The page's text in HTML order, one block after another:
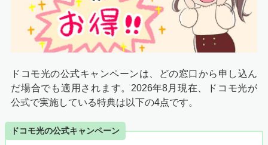
ドコモ光の公式キャンペーンは、どの窓口から申し込ん
だ場合でも適用されます。 2026年8月 現在、ドコモ光が
公式で実施している特典は以下の4点です。
ドコモ光の公式キャンペーン